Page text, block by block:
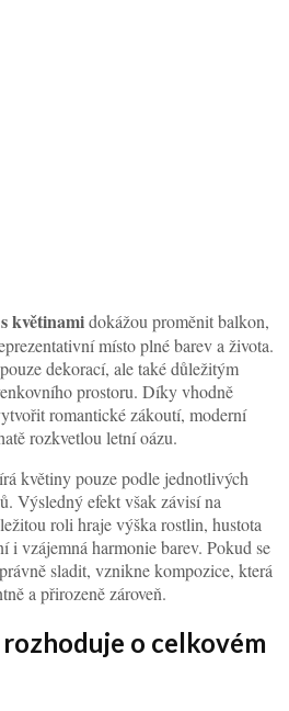
květinamidokážou proměnit balkon,
místo plné barev a života.
dekorací, ale také důležitým
prostoru. Díky vhodně
romantické zákoutí, moderní
rozkvetlou letní oázu.
květiny pouze podle jednotlivých
Výsledný efekt však závisí na
roli hraje výška rostlin, hustota
i vzájemná harmonie barev. Pokud se
sladit, vznikne kompozice, která
a přirozeně zároveň.
o celkovém